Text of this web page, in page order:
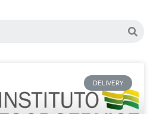
DELIVERY